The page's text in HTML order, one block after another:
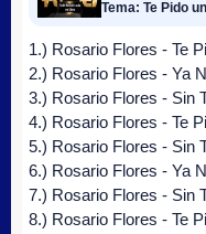
Tema: Te Pido
1.) Rosario Flores - Te
2.) Rosario Flores - Ya
3.) Rosario Flores - Sin
4.) Rosario Flores - Te
5.) Rosario Flores - Sin
6.) Rosario Flores - Ya
7.) Rosario Flores - Sin
8.) Rosario Flores - Te